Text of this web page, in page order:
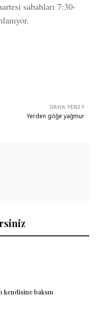
sabahları 7:30-
DAHA YENI
Yerden göğe yağmur
kendisine baksın